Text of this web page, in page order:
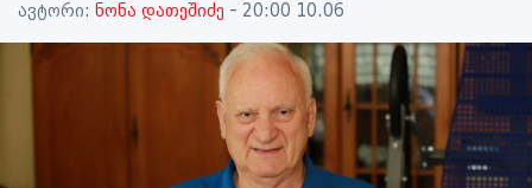
ავტორი: ნონა დათეშიძე - 20:00 10.06